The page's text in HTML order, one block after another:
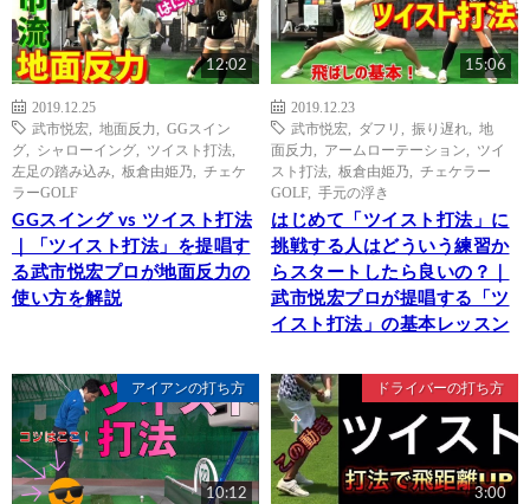
12:02
2019.12.25
武市悦宏
地面反力
GGスイン
グ
シャローイング ツイスト打法
左足の踏み込み
板倉由姫乃
チェケ
ラーGOLF
GGスイング vs ツイスト打法
｜「ツイスト打法」を提唱す
る武市悦宏プロが地面反力の
使い方を解説
15:06
2019.12.23
武市悦宏
ダフリ 振り遅れ
地
面反力
アームローテーション
ツイ
スト打法
板倉由姫乃
チェケラー
GOLF, 手元の浮き
はじめて「ツイスト打法」に
挑戦する人はどういう練習か
らスタートしたら良いの？｜
武市悦宏プロが提唱する「ツ
イスト打法」の基本レッスン
アイアンの打ち方
10:12
ドライバーの打ち方
3:00